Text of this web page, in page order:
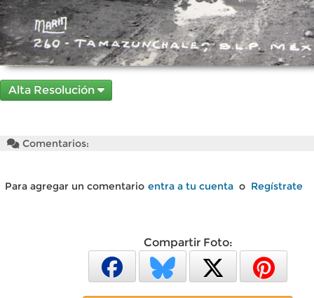
Alta Resolución
Comentarios:
Para agregar un comentario entra a tu cuenta o Regístrate
Compartir Foto: